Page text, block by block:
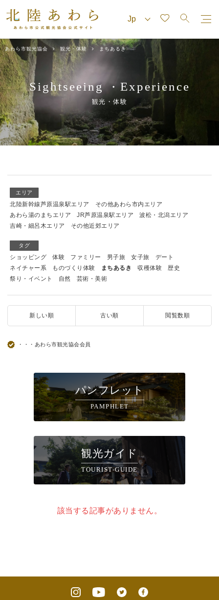
あわら市観光協会 観光・体験 まちあるき
Sightseeing・ Experience
観光・体験
エリア
北陸新幹線芦原温泉駅エリア
その他あわら市内エリア
あわら湯のまちエリア
JR芦原温泉駅エリア
波松・北潟エリア
吉崎・細呂木エリア
その他近郊エリア
タグ
ショッピング 体験 ファミリー 男子旅 女子旅
デート
ネイチャー系
ものづくり体験 まちあるき 収穫体験
歴史
祭り・イベント
自然 芸術・美術
新しい順 古い順 閲覧数順
・・・あわら市観光協会会員
パンフレット
PAMPHLET
観光ガイド
TOURIST-GUIDE
該当する記事がありません。